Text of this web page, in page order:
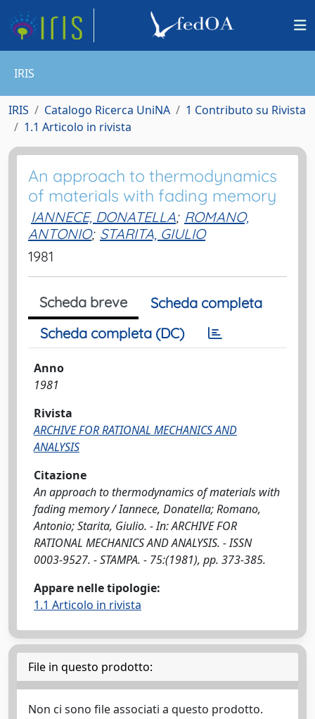
IRIS
IRIS Catalogo Ricerca UniNA
1 Contributo su Rivista
1.1 Articolo in rivista
An approach to thermodynamics
of materials with fading memory
IANNECE, DONATELLA; ROMANO,
ANTONIO; STARITA, GIULIO
1981
Scheda breve
Scheda completa
Scheda completa (DC)
Anno
1981
Rivista
ARCHIVE FOR RATIONAL MECHANICS AND
ANALYSIS
Citazione
An approach to thermodynamics of materials with
fading memory / Iannece, Donatella; Romano,
Antonio; Starita, Giulio. - In: ARCHIVE FOR
RATIONAL MECHANICS AND ANALYSIS. - ISSN
0003-9527. - STAMPA. - 75:(1981), pp. 373-385.
Appare nelle tipologie:
1.1 Articolo in rivista
File in questo prodotto:
Non ci sono file associati a questo prodotto.